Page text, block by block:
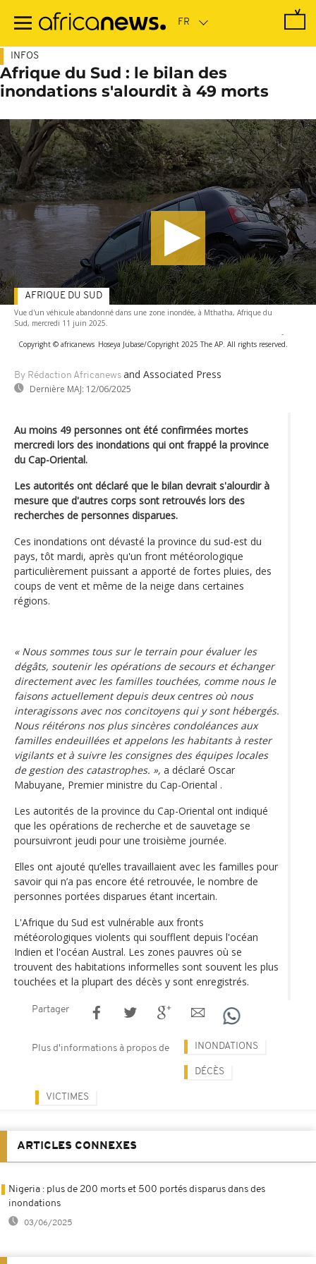
contenu
INFOS
Afrique du Sud : le bilan des
inondations s'alourdit à 49 morts
Vue d'un véhicule abandonné dans une zone inondée, à Mthatha, Afrique du
Sud, mercredi 11 juin 2025.
-
Copyright © africanews Hoseya Jubase/Copyright 2025 The AP. All rights reserved.
By Rédaction Africanews and Associated Press
Dernière MAJ: 12/06/2025
AFRIQUE DU SUD
Au moins 49 personnes ont été confirmées mortes
mercredi lors des inondations qui ont frappé la province
du Cap-Oriental.
Les autorités ont déclaré que le bilan devrait s'alourdir à
mesure que d'autres corps sont retrouvés lors des
recherches de personnes disparues.
Ces inondations ont dévasté la province du sud-est du
pays, tôt mardi, après qu'un front météorologique
particulièrement puissant a apporté de fortes pluies, des
coups de vent et même de la neige dans certaines
régions.
« Nous sommes tous sur le terrain pour évaluer les
dégâts, soutenir les opérations de secours et échanger
directement avec les familles touchées, comme nous le
faisons actuellement depuis deux centres où nous
interagissons avec nos concitoyens qui y sont hébergés.
Nous réitérons nos plus sincères condoléances aux
familles endeuillées et appelons les habitants à rester
vigilants et à suivre les consignes des équipes locales
de gestion des catastrophes. », a déclaré Oscar
Mabuyane, Premier ministre du Cap-Oriental .
Les autorités de la province du Cap-Oriental ont indiqué
que les opérations de recherche et de sauvetage se
poursuivront jeudi pour une troisième journée.
Elles ont ajouté qu’elles travaillaient avec les familles pour
savoir qui n’a pas encore été retrouvée, le nombre de
personnes portées disparues étant incertain.
L'Afrique du Sud est vulnérable aux fronts
météorologiques violents qui soufflent depuis l'océan
Indien et l'océan Austral. Les zones pauvres où se
trouvent des habitations informelles sont souvent les plus
touchées et la plupart des décès y sont enregistrés.
Partager
Plus d'informations à propos de INONDATIONS
DÉCÈS
VICTIMES
ARTICLES CONNEXES
Nigeria : plus de 200 morts et 500 portés disparus dans des
inondations
03/06/2025